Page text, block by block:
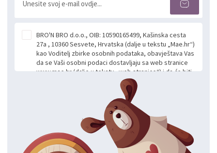
BRO'N BRO d.o.o., OIB: 10590165499, Kašinska cesta
27a , 10360 Sesvete, Hrvatska (dalje u tekstu „Mae.hr“)
kao Voditelj zbirke osobnih podataka, obavještava Vas
da se Vaši osobni podaci dostavljaju sa web stranice
www.mae.hr (dalje u tekstu „web stranice“) i da će biti
obrađeni. Prihvaćanjem ove Izjave smatra se da
slobodno i izričito dajete privolu za prikupljanje i daljnju
obradu Vaših osobnih podataka koje ustupate Mae.hr
putem ovih web stranica u svrhu odgovora i daljnje
komunikacije na Vaš upit poslan kroz kontakt obrazac.
Radi se o dobrovoljnom davanju podataka te ovu
Izjavu niste dužni prihvatiti odnosno niste dužni unositi
svoje osobne podatke u jednu od prijavnih